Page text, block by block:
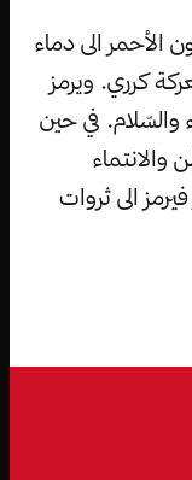
الأحمر الى دماء
كرري. ويرمز
والسّلام. في حين
والانتماء
الى ثروات